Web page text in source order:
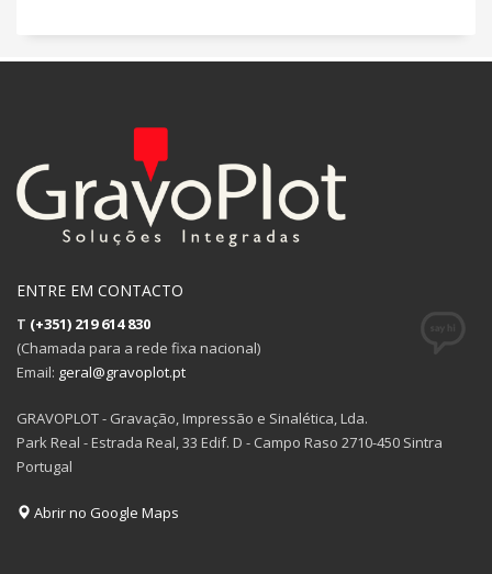
ENTRE EM CONTACTO
T (+351) 219 614 830
(Chamada para a rede fixa nacional)
Email: geral@gravoplot.pt
GRAVOPLOT - Gravação, Impressão e Sinalética, Lda.
Park Real - Estrada Real, 33 Edif. D - Campo Raso 2710-450 Sintra
Portugal
Abrir no Google Maps